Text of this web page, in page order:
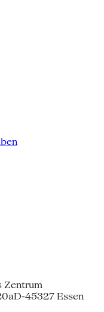
Zentrum
D-45327 Essen